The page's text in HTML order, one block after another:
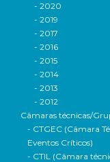
- 2020
- 2019
- 2017
- 2016
- 2015
- 2014
- 2013
- 2012
Câmaras técnicas/
- CTGEC (Câmara
Eventos Críticos)
- CTIL (Câmara